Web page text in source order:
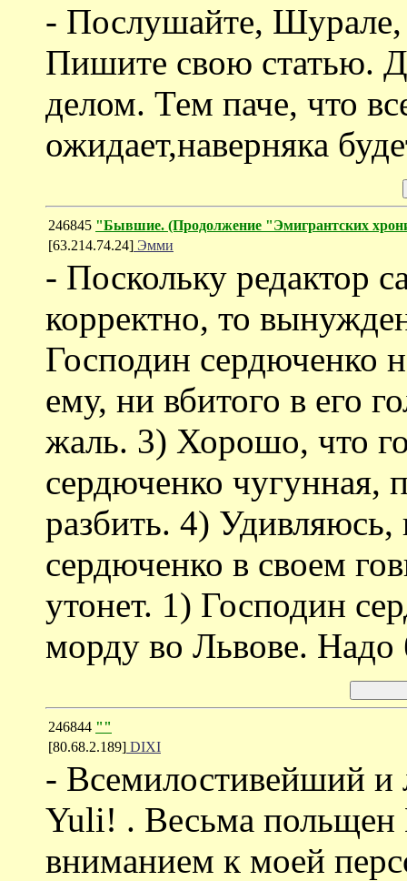
- Послушайте,
Пишите свою статью.
делом. Тем паче, что
ожидает,наверняка
246845 "Бывшие. (Продолжение "Эмигрантских
[63.214.74.24] Эмми
- Поскольку редактор
корректно, то
Господин сердюченко
ему, ни вбитого в его
жаль. 3) Хорошо, что
сердюченко чугунная,
разбить. 4) Удивляюсь,
сердюченко в своем
утонет. 1) Господин
морду во Львове. Надо
246844 ""
[80.68.2.189] DIXI
- Всемилостивейший и
Yuli! . Весьма
вниманием к моей